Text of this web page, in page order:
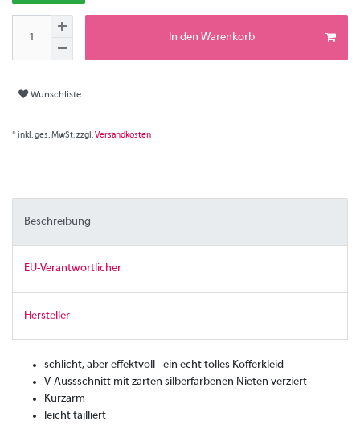
In den Warenkorb
Wunschliste
* inkl. ges. MwSt. zzgl.Versandkosten
Beschreibung
EU-Verantwortlicher
Hersteller
schlicht, aber effektvoll - ein echt tolles Kofferkleid
V-Aussschnitt mit zarten silberfarbenen Nieten verziert
Kurzarm
leicht tailliert